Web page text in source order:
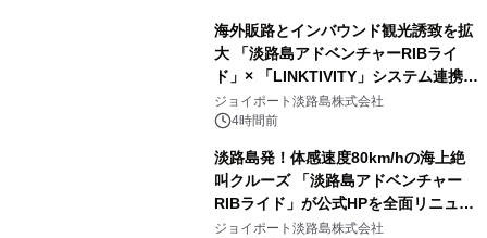
海外販路とインバウンド観光誘致を拡
大 「淡路島アドベンチャーRIBライ
ド」× 「LINKTIVITY」システム連携を
開始！
ジョイポート淡路島株式会社
4時間前
淡路島発！体感速度80km/hの海上絶
叫クルーズ 「淡路島アドベンチャー
RIBライド」が公式HPを全面リニュー
アル！ ～スマホで即予約完了の「スマ
ジョイポート淡路島株式会社